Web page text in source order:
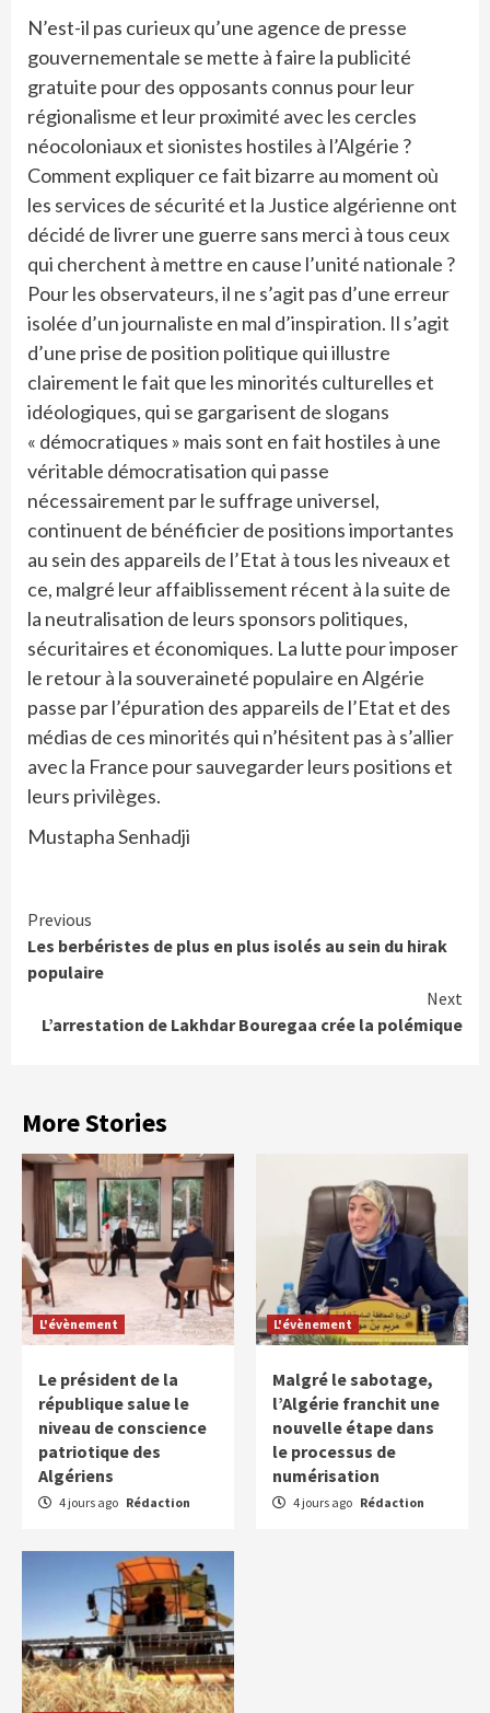
N’est-il pas curieux qu’une agence de presse
gouvernementale se mette à faire la publicité
gratuite pour des opposants connus pour leur
régionalisme et leur proximité avec les cercles
néocoloniaux et sionistes hostiles à l’Algérie ?
Comment expliquer ce fait bizarre au moment où
les services de sécurité et la Justice algérienne ont
décidé de livrer une guerre sans merci à tous ceux
qui cherchent à mettre en cause l’unité nationale ?
Pour les observateurs, il ne s’agit pas d’une erreur
isolée d’un journaliste en mal d’inspiration. Il s’agit
d’une prise de position politique qui illustre
clairement le fait que les minorités culturelles et
idéologiques, qui se gargarisent de slogans
« démocratiques » mais sont en fait hostiles à une
véritable démocratisation qui passe
nécessairement par le suffrage universel,
continuent de bénéficier de positions importantes
au sein des appareils de l’Etat à tous les niveaux et
ce, malgré leur affaiblissement récent à la suite de
la neutralisation de leurs sponsors politiques,
sécuritaires et économiques. La lutte pour imposer
le retour à la souveraineté populaire en Algérie
passe par l’épuration des appareils de l’Etat et des
médias de ces minorités qui n’hésitent pas à s’allier
avec la France pour sauvegarder leurs positions et
leurs privilèges.
Mustapha Senhadji
Continue
Reading
Previous
Les berbéristes de plus en plus isolés au sein du hirak
populaire
Next
L’arrestation de Lakhdar Bouregaa crée la polémique
More Stories
L'évènement
Le président de la
république salue le
niveau de conscience
patriotique des
Algériens
4 jours ago Rédaction
L'évènement
Malgré le sabotage,
l’Algérie franchit une
nouvelle étape dans
le processus de
numérisation
4 jours ago Rédaction